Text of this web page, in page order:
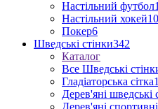
Настільний футбол
Настільний хокей10
Покер6
Шведські стінки342
Каталог
Все Шведські
Гладіаторська сітка
Дерев'яні шведські
Дерев'яні